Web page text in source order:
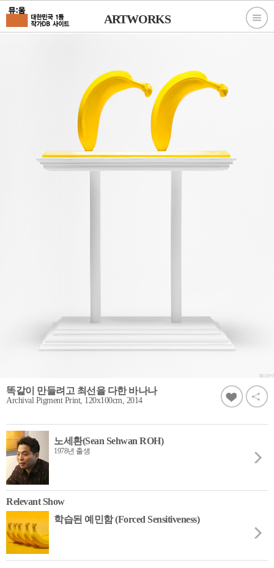
ARTWORKS
똑같이 만들려고 최선을 다한 바나나
Archival Pigment Print, 120x100cm, 2014
노세환(Sean Sehwan ROH)
1978년 출생
Relevant Show
학습된 예민함 (Forced Sensitiveness)